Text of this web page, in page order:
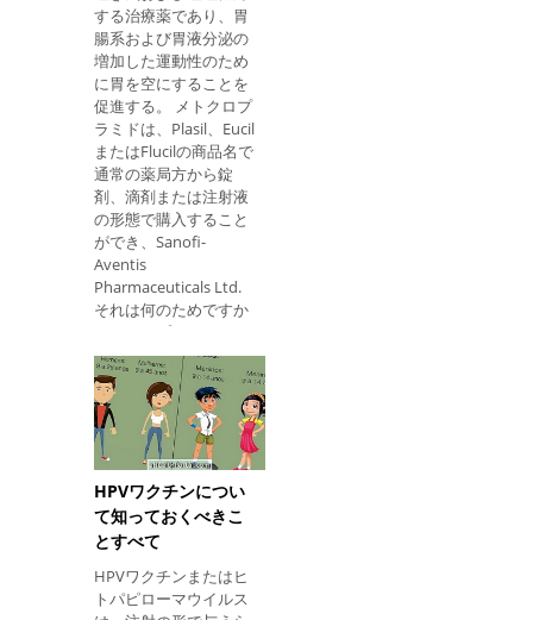
間後に行うこと
を作り出します。 さら
に、このビタミンは、
単純な炭水化物を分解
するのにも必要です。
3.ビタミンB2 それは抗
酸化作用を有し、心血
管疾患を予防する。 さ
らに、それは全身への
酸素の輸送に必要な赤
血球の生成にも役立ち
ます。 ビタミンB3 ビ
タミンB3は、良いコレ
ステロールであるHDL
コレステロールの量を
増加させ、にきびの治
療に役立ちます。 ビタ
ミンB5 ビタミンB5は
健康な皮膚、髪および
粘膜を維持し、治癒を
速めるのに最適です。
6.ビタミンB6 睡眠と気
分を調節し、セロトニ
ンとメラトニンを産生
するのを助けま
する治療薬であり、胃
腸系および胃液分泌の
増加した運動性のため
に胃を空にすることを
促進する。 メトクロプ
ラミドは、Plasil、Eucil
またはFlucilの商品名で
通常の薬局方から錠
剤、滴剤または注射液
の形態で購入すること
ができ、Sanofi-
Aventis
Pharmaceuticals Ltd.
それは何のためですか
メトクロプラミドは、
外科的起源、代謝およ
び感染症の悪心および
嘔吐、または特定の医
薬品の服用後に起こる
嘔吐に対抗するために
示される。 この薬はま
た、胃腸管でX線を使
用する放射線学的手順
を容易にするために示
されている。 取る方法
メトクロプラミドの使
用方法は次のとおりで
HPVワクチンについ
て知っておくべきこ
とすべて
HPVワクチンまたはヒ
トパピローマウイルス